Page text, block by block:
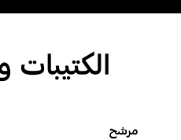
الكتيبات
مرشح